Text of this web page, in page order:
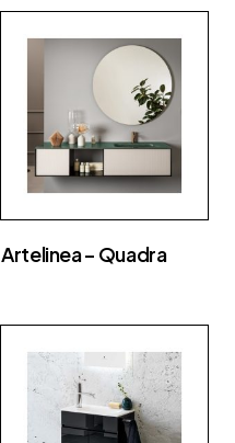
Artelinea – Quadra